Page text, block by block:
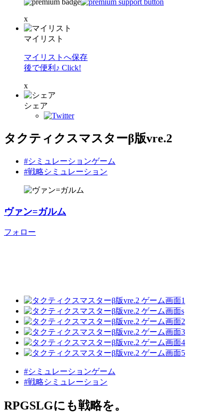
x
マイリスト
マイリストへ保存
後で便利♪ Click!
x
シェア
タクティクスマスターβ版vre.2
#シミュレーションゲーム
#戦略シミュレーション
ヴァン=ガルム
フォロー
#シミュレーションゲーム
#戦略シミュレーション
RPGSLGにも戦略を。